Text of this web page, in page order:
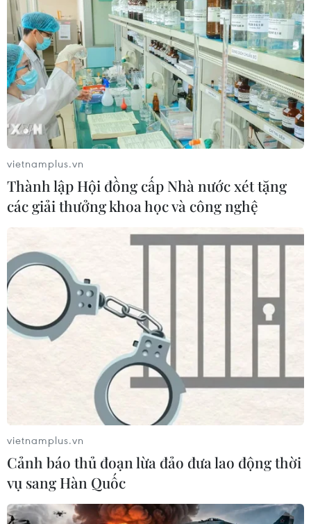
vietnamplus.vn
Thành lập Hội đồng cấp Nhà nước xét tặng
các giải thưởng khoa học và công nghệ
vietnamplus.vn
Cảnh báo thủ đoạn lừa đảo đưa lao động thời
vụ sang Hàn Quốc